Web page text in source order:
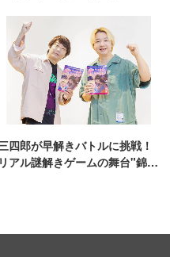
四郎が早解きバトルに挑戦！
リアル謎解きゲームの舞台"錦糸